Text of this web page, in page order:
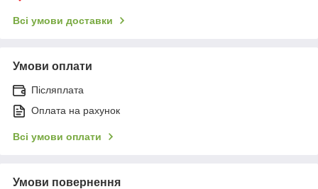
Всі умови доставки
Умови оплати
Післяплата
Оплата на рахунок
Всі умови оплати
Умови повернення